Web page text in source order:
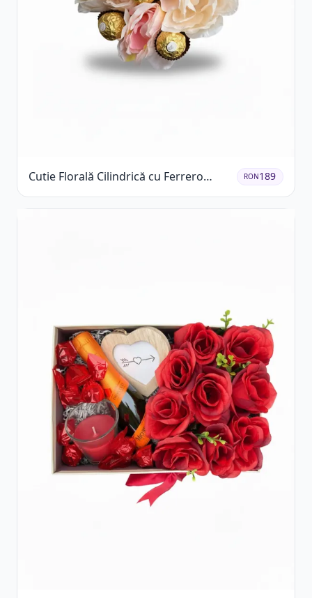
Cutie Florală Cilindrică cu Ferrero
Rocher și Trandafiri Pastel
RON189